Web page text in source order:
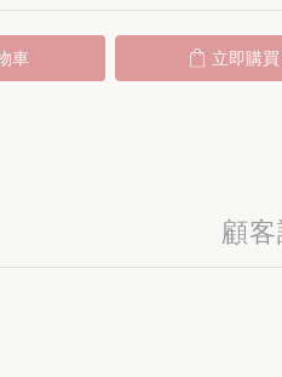
車 立即購買
顧